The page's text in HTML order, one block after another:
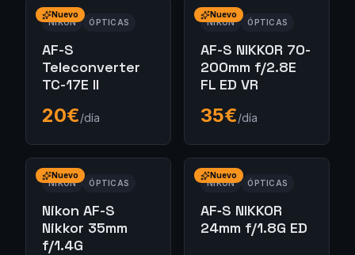
Nuevo
NIKON
ÓPTICAS
AF-S
Teleconverter
TC-17E II
20€/día
Nuevo
NIKON
ÓPTICAS
AF-S NIKKOR 70-
200mm f/2.8E
FL ED VR
35€/día
Nuevo
NIKON
ÓPTICAS
Nikon AF-S
Nikkor 35mm
f/1.4G
Nuevo
NIKON
ÓPTICAS
AF‑S NIKKOR
24mm f/1.8G ED